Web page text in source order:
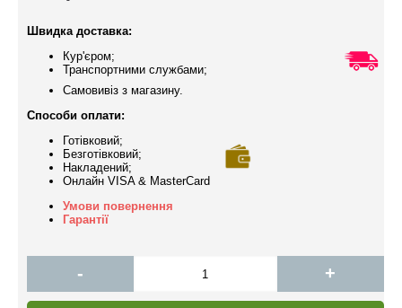
Швидка доставка:
Кур'єром;
Транспортними службами;
Самовивіз з магазину.
Способи оплати:
Готівковий;
Безготівковий;
Накладений;
Онлайн VISA & MasterCard
Умови повернення
Гарантії
- +